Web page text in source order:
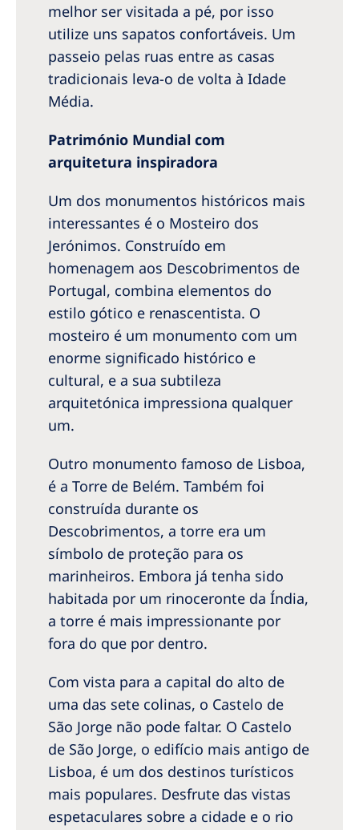
melhor ser visitada a pé, por isso
utilize uns sapatos confortáveis. Um
passeio pelas ruas entre as casas
tradicionais leva-o de volta à Idade
Média.
Património Mundial com
arquitetura inspiradora
Um dos monumentos históricos mais
interessantes é o Mosteiro dos
Jerónimos. Construído em
homenagem aos Descobrimentos de
Portugal, combina elementos do
estilo gótico e renascentista. O
mosteiro é um monumento com um
enorme significado histórico e
cultural, e a sua subtileza
arquitetónica impressiona qualquer
um.
Outro monumento famoso de Lisboa,
é a Torre de Belém. Também foi
construída durante os
Descobrimentos, a torre era um
símbolo de proteção para os
marinheiros. Embora já tenha sido
habitada por um rinoceronte da Índia,
a torre é mais impressionante por
fora do que por dentro.
Com vista para a capital do alto de
uma das sete colinas, o Castelo de
São Jorge não pode faltar. O Castelo
de São Jorge, o edifício mais antigo de
Lisboa, é um dos destinos turísticos
mais populares. Desfrute das vistas
espetaculares sobre a cidade e o rio